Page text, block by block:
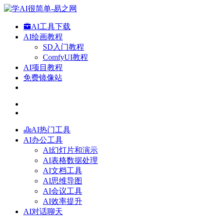
AI工具下载
AI绘画教程
SD入门教程
ComfyUI教程
AI项目教程
免费镜像站
AI热门工具
AI办公工具
AI幻灯片和演示
AI表格数据处理
AI文档工具
AI思维导图
AI会议工具
AI效率提升
AI对话聊天